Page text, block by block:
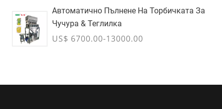
Автоматично Пълнене На Торбичката За
Чучура & Теглилка
US$ 6700.00-13000.00